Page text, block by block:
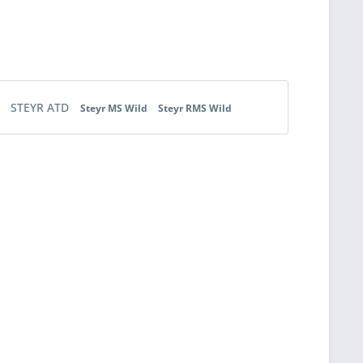
STEYR ATD Steyr MS Wild Steyr RMS Wild